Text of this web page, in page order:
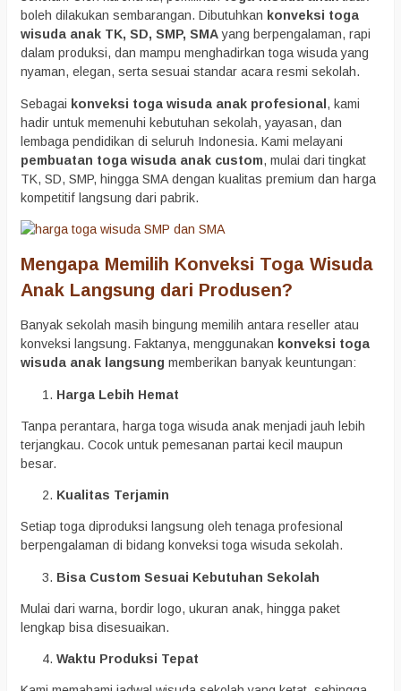
boleh dilakukan sembarangan. Dibutuhkan konveksi toga
wisuda anak TK, SD, SMP, SMAyang berpengalaman, rapi
dalam produksi, dan mampu menghadirkan toga wisuda yang
nyaman, elegan, serta sesuai standar acara resmi sekolah.
Sebagai konveksi toga wisuda anak profesional, kami
hadir untuk memenuhi kebutuhan sekolah, yayasan, dan
lembaga pendidikan di seluruh Indonesia. Kami melayani
pembuatan toga wisuda anak custom, mulai dari tingkat
TK, SD, SMP, hingga SMA dengan kualitas premium dan harga
kompetitif langsung dari pabrik.
Mengapa Memilih Konveksi Toga Wisuda
Anak Langsung dari Produsen?
Banyak sekolah masih bingung memilih antara reseller atau
konveksi langsung. Faktanya, menggunakan konveksi toga
wisuda anak langsung memberikan banyak keuntungan:
Harga Lebih Hemat
Tanpa perantara, harga toga wisuda anak menjadi jauh lebih
terjangkau. Cocok untuk pemesanan partai kecil maupun
besar.
Kualitas Terjamin
Setiap toga diproduksi langsung oleh tenaga profesional
berpengalaman di bidang konveksi toga wisuda sekolah.
Bisa Custom Sesuai Kebutuhan Sekolah
Mulai dari warna, bordir logo, ukuran anak, hingga paket
lengkap bisa disesuaikan.
Waktu Produksi Tepat